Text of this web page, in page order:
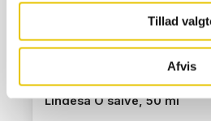
Tillad
Afvis
Lindesa O salve, 50 ml